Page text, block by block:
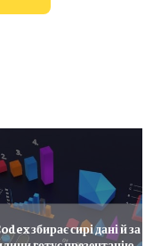
збирає сирі дані й за